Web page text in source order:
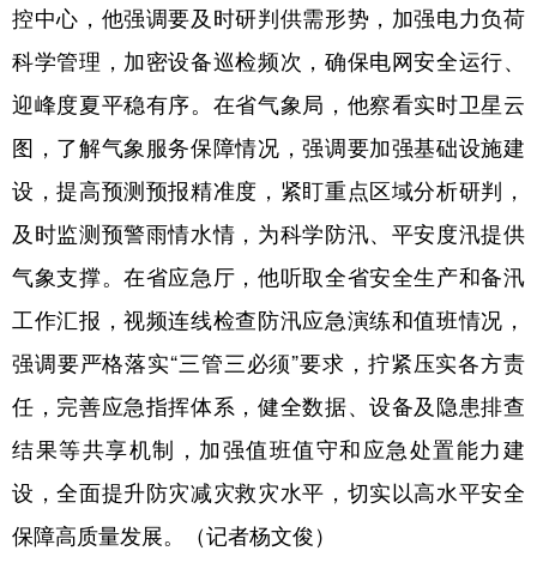
山东 河南 湖北 湖南
广东 广西 海南 重庆
四川 贵州 云南 西藏
陕西 甘肃 青海 宁夏
新疆 内蒙古 黑龙江
English Español Français عربى
Русский язык 日本語 한국어
Deutsch Português
控中心，他强调要及时研判供需形势，加强电力负荷
科学管理，加密设备巡检频次，确保电网安全运行、
迎峰度夏平稳有序。在省气象局，他察看实时卫星云
图，了解气象服务保障情况，强调要加强基础设施建
设，提高预测预报精准度，紧盯重点区域分析研判，
及时监测预警雨情水情，为科学防汛、平安度汛提供
气象支撑。在省应急厅，他听取全省安全生产和备汛
工作汇报，视频连线检查防汛应急演练和值班情况，
强调要严格落实“三管三必须”要求，拧紧压实各方责
任，完善应急指挥体系，健全数据、设备及隐患排查
结果等共享机制，加强值班值守和应急处置能力建
设，全面提升防灾减灾救灾水平，切实以高水平安全
保障高质量发展。（记者杨文俊）